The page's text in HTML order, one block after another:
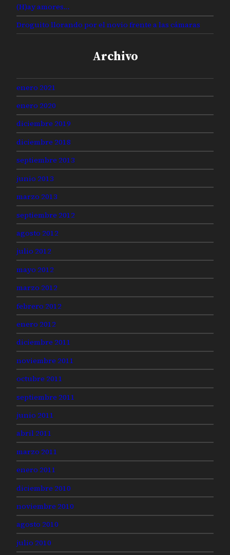
(H)ay amores…
Droguito llorando por el novio frente a las cámaras
Archivo
enero 2021
enero 2020
diciembre 2019
diciembre 2018
septiembre 2013
junio 2013
marzo 2013
septiembre 2012
agosto 2012
julio 2012
mayo 2012
marzo 2012
febrero 2012
enero 2012
diciembre 2011
noviembre 2011
octubre 2011
septiembre 2011
junio 2011
abril 2011
marzo 2011
enero 2011
diciembre 2010
noviembre 2010
agosto 2010
julio 2010